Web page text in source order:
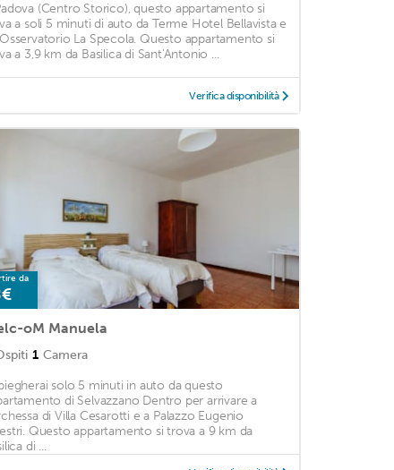
(Centro Storico), questo appartamento si
a soli 5 minuti di auto da Terme Hotel Bellavista e
La Specola. Questo appartamento si
a 3,9 km da Basilica di Sant'Antonio ...
Verifica disponibilità
da
oM Manuela
1 Camera
solo 5 minuti in auto da questo
di Selvazzano Dentro per arrivare a
di Villa Cesarotti e a Palazzo Eugenio
Questo appartamento si trova a 9 km da
di ...